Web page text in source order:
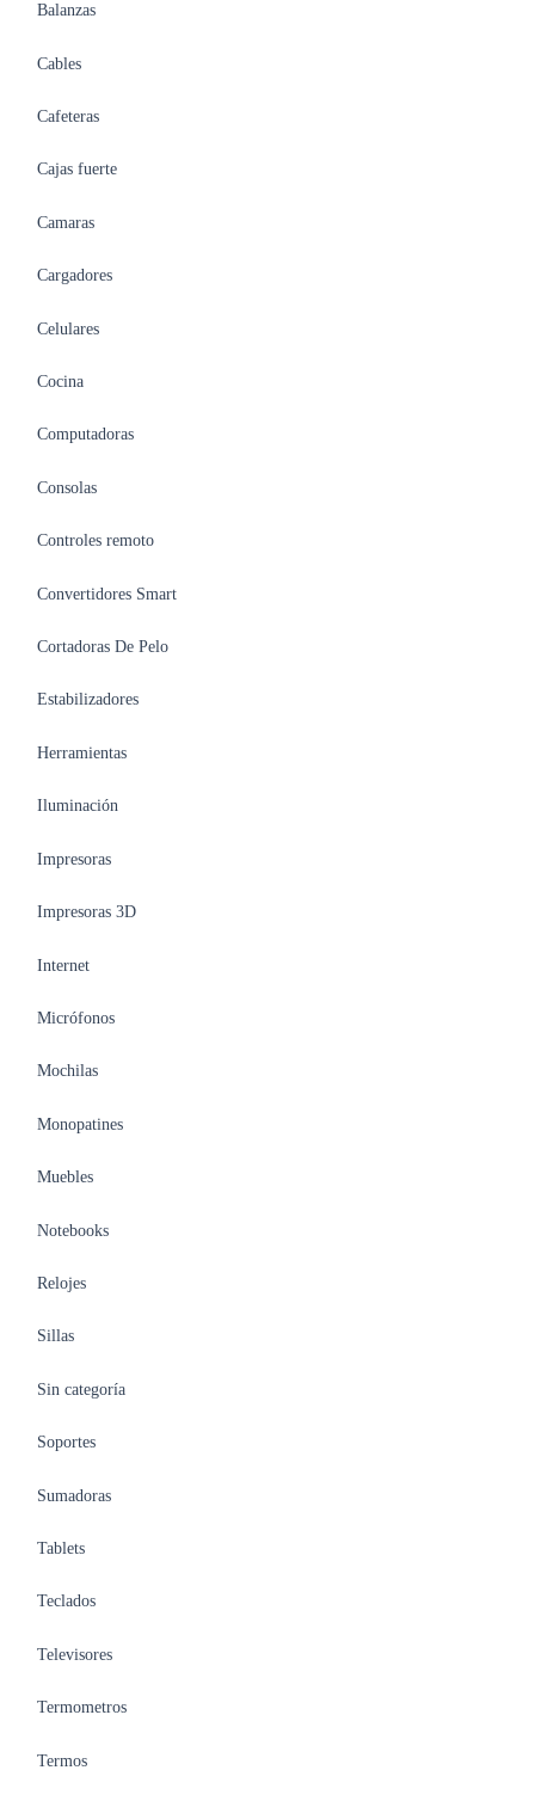
Balanzas
Cables
Cafeteras
Cajas fuerte
Camaras
Cargadores
Celulares
Cocina
Computadoras
Consolas
Controles remoto
Convertidores Smart
Cortadoras De Pelo
Estabilizadores
Herramientas
Iluminación
Impresoras
Impresoras 3D
Internet
Micrófonos
Mochilas
Monopatines
Muebles
Notebooks
Relojes
Sillas
Sin categoría
Soportes
Sumadoras
Tablets
Teclados
Televisores
Termometros
Termos